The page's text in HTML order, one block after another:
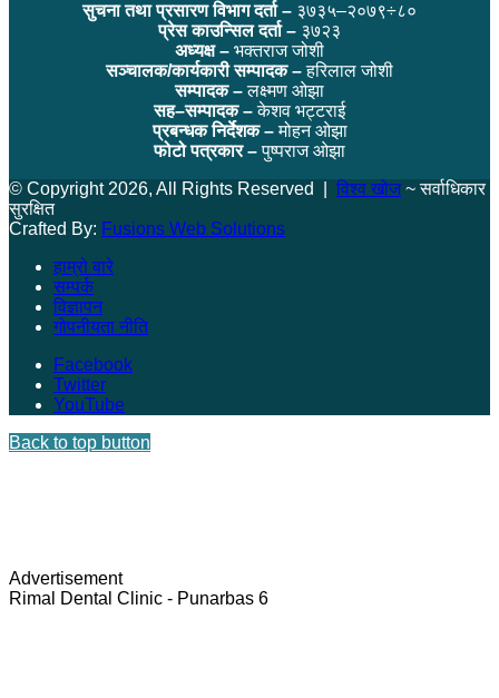
सुचना तथा प्रसारण विभाग दर्ता – ३७३५–२०७९÷८०
प्रेस काउन्सिल दर्ता – ३७२३
अध्यक्ष – भक्तराज जोशी
सञ्चालक/कार्यकारी सम्पादक –हरिलाल जोशी
सम्पादक –लक्ष्मण ओझा
सह–सम्पादक –केशव भट्टराई
प्रबन्धक निर्देशक –मोहन ओझा
फोटो पत्रकार –पुष्पराज ओझा
© Copyright 2026, All Rights Reserved | विश्व खोज~ सर्वाधिकार
सुरक्षित
Crafted By: Fusions Web Solutions
हाम्रो बारे
सम्पर्क
विज्ञापन
गोपनीयता नीति
Facebook
Twitter
YouTube
Back to top button
Advertisement
Rimal Dental Clinic - Punarbas 6